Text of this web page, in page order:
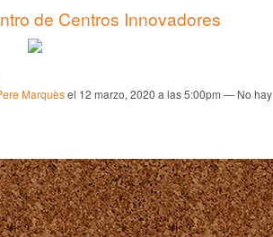
de Centros Innovadores
Marquèsel 12 marzo, 2020 a las 5:00pm — No hay